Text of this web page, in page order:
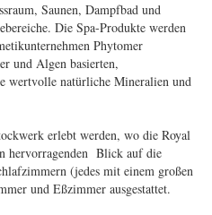
Saunen, Dampfbad und
Die Spa-Produkte werden
Phytomer
und Algen basierten,
wertvolle natürliche Mineralien und
erlebt werden, wo die Royal
hervorragenden Blick auf die
(jedes mit einem großen
und Eßzimmer ausgestattet.